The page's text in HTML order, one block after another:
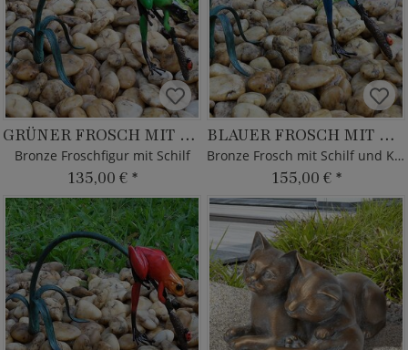
GRÜNER FROSCH MIT KÄFER
Bronze Froschfigur mit Schilf
135,00 € *
BLAUER FROSCH MIT KÄFER
Bronze Frosch mit Schilf und Käfer
155,00 € *